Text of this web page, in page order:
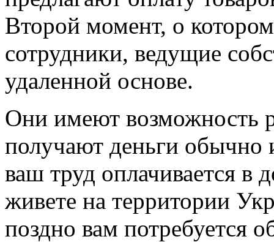
Второй момент, о котором
сотрудники, ведущие
удаленной основе.
Они имеют возможность
получают деньги
ваш труд оплачивается в
живете на территории
поздно вам потребуется